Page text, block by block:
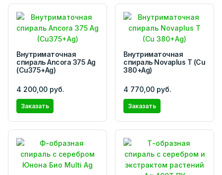
Внутриматочная
спираль Ancora 375 Ag
(Cu375+Ag)
4 200,00 руб.
Заказать
Внутриматочная
спираль Novaplus T (Cu
380+Ag)
4 770,00 руб.
Заказать